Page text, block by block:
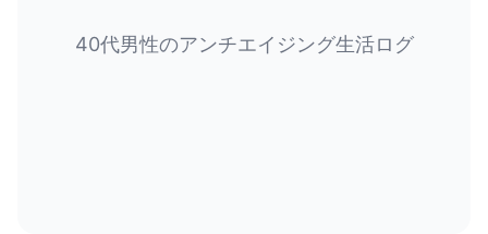
40代男性のアンチエイジング生活ログ